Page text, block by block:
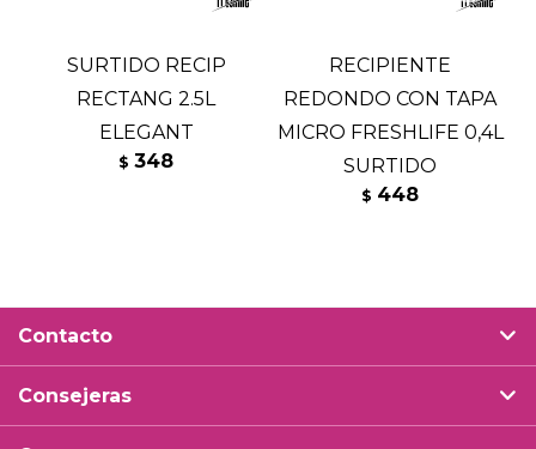
SURTIDO RECIP
RECTANG 2.5L
ELEGANT
$ 348
RECIPIENTE
REDONDO CON TAPA
MICRO FRESHLIFE 0,4L
SURTIDO
$ 448
Contacto
Consejeras